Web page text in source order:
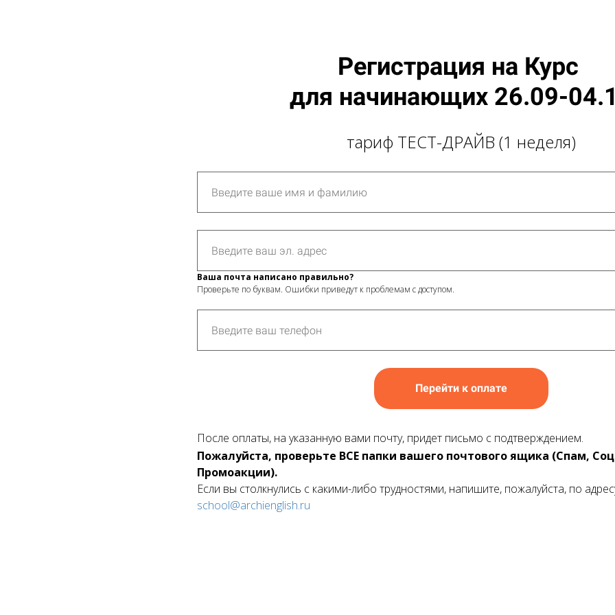
Регистрация на Курс
для начинающих 26.09-
тариф ТЕСТ-ДРАЙВ (1 неделя)
Ваша почта написано правильно?
Проверьте по буквам. Ошибки приведут к проблемам с доступом.
Перейти к оплате
После оплаты, на указанную вами почту, придет письмо с подтверждением.
Пожалуйста, проверьте ВСЕ папки вашего почтового ящика (Спам,
Промоакции).
Если вы столкнулись с какими-либо трудностями, напишите, пожалуйста, по
school@archienglish.ru